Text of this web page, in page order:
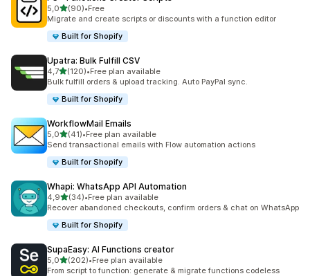
5,0na 5 gwiazdek
(90)
Łączna liczba recenzji: 90
•Free
Migrate and create scripts or discounts with a function editor
Built for Shopify
Upatra: Bulk Fulfill CSV
4,7na 5 gwiazdek
(120)
Łączna liczba recenzji: 120
•Free plan available
Bulk fulfill orders & upload tracking. Auto PayPal sync.
Built for Shopify
WorkflowMail Emails
5,0na 5 gwiazdek
(41)
Łączna liczba recenzji: 41
•Free plan available
Send transactional emails with Flow automation actions
Built for Shopify
Whapi: WhatsApp API Automation
4,9na 5 gwiazdek
(34)
Łączna liczba recenzji: 34
•Free plan available
Recover abandoned checkouts, confirm orders & chat on WhatsApp
Built for Shopify
SupaEasy: AI Functions creator
5,0na 5 gwiazdek
(202)
Łączna liczba recenzji: 202
•Free plan available
From script to function: generate & migrate functions codeless